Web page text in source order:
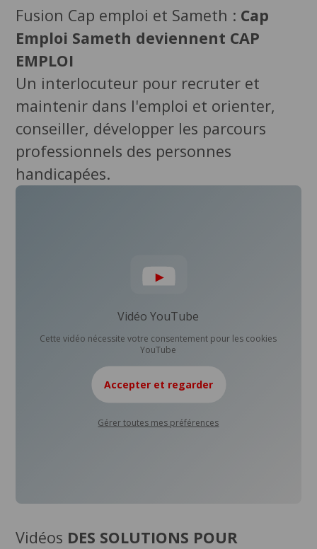
Fusion Cap emploi et Sameth : Cap
Emploi Sameth deviennent CAP
EMPLOI
Un interlocuteur pour recruter et
maintenir dans l'emploi et orienter,
conseiller, développer les parcours
professionnels des personnes
handicapées.
Vidéo YouTube
Cette vidéo nécessite votre consentement pour les cookies
YouTube
Accepter et regarder
Gérer toutes mes préférences
Vidéos DES SOLUTIONS POUR